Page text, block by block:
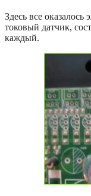
Здесь все
токовый датчик,
каждый.